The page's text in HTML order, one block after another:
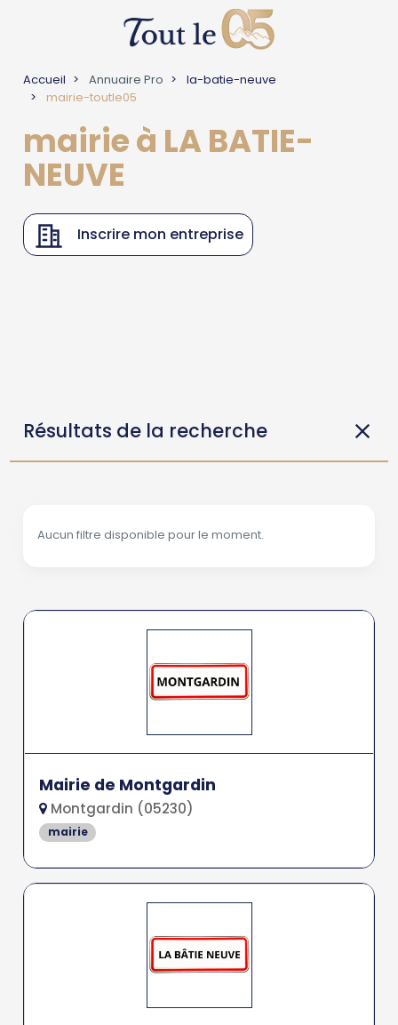
Accueil Annuaire Pro
la-batie-neuve
mairie-toutle05
mairie à LA BATIE-
NEUVE
Inscrire mon entreprise
Résultats de la recherche
Aucun filtre disponible pour le moment.
Mairie de Montgardin
Montgardin (05230)
mairie